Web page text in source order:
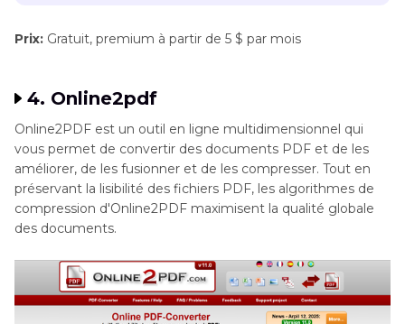
Prix: Gratuit, premium à partir de 5 $ par mois
4. Online2pdf
Online2PDF est un outil en ligne multidimensionnel qui
vous permet de convertir des documents PDF et de les
améliorer, de les fusionner et de les compresser. Tout en
préservant la lisibilité des fichiers PDF, les algorithmes de
compression d'Online2PDF maximisent la qualité globale
des documents.